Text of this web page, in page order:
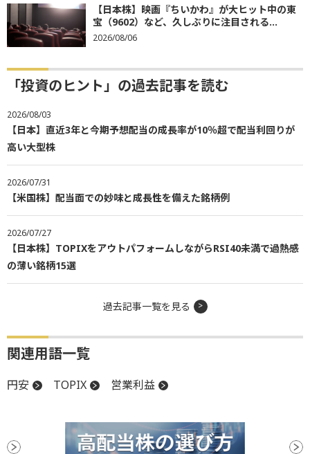
【日本株】映画『ちいかわ』が大ヒット中の東
宝（9602）など、久しぶりに注目される...
2026/08/06
「投資のヒント」の過去記事を読む
2026/08/03
【日本】直近3年と今期予想配当の成長率が10％超で配当利回りが
高い大型株
2026/07/31
【米国株】配当面での妙味と成長性を備えた銘柄例
2026/07/27
【日本株】TOPIXをアウトパフォームしながらRSI40未満で過熱感
の薄い銘柄15選
過去記事一覧を見る
関連用語一覧
円安 TOPIX 営業利益